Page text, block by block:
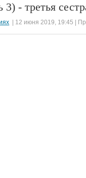
- третья
| 12 июня 2019, 19:45 |